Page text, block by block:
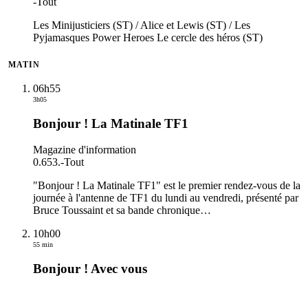
Les Minijusticiers (ST) / Alice et Lewis (ST) / Les
Pyjamasques Power Heroes Le cercle des héros (ST)
MATIN
06h55
3h05
Bonjour ! La Matinale TF1
Magazine d'information
0.653.-Tout
"Bonjour ! La Matinale TF1" est le premier rendez-vous de la
journée à l'antenne de TF1 du lundi au vendredi, présenté par
Bruce Toussaint et sa bande chronique…
10h00
55 min
Bonjour ! Avec vous